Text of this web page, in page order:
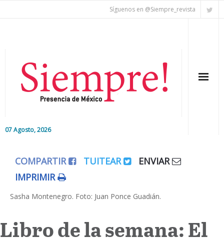
Síguenos en @Siempre_revista
07 Agosto, 2026
Editorial
Nacional
Colaboradores
COMPARTIR TUITEAR
ENVIAR
IMPRIMIR
Sasha Montenegro. Foto: Juan Ponce Guadián.
Libro de la semana: El